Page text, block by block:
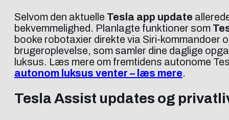
Selvom den aktuelle Tesla app update
bekvemmelighed. Planlagte funktioner som
booke robotaxier direkte via Siri-
brugeroplevelse, som samler dine daglige
luksus. Læs mere om fremtidens autonome
autonom luksus venter – læs mere.
Tesla Assist updates og